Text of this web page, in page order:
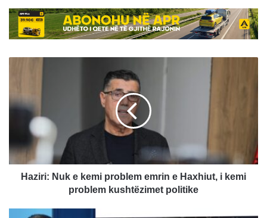
kemi
problem
Haxhiut,
i
kemi
politike
Haziri: Nuk e kemi problem emrin e Haxhiut, i kemi
problem kushtëzimet politike